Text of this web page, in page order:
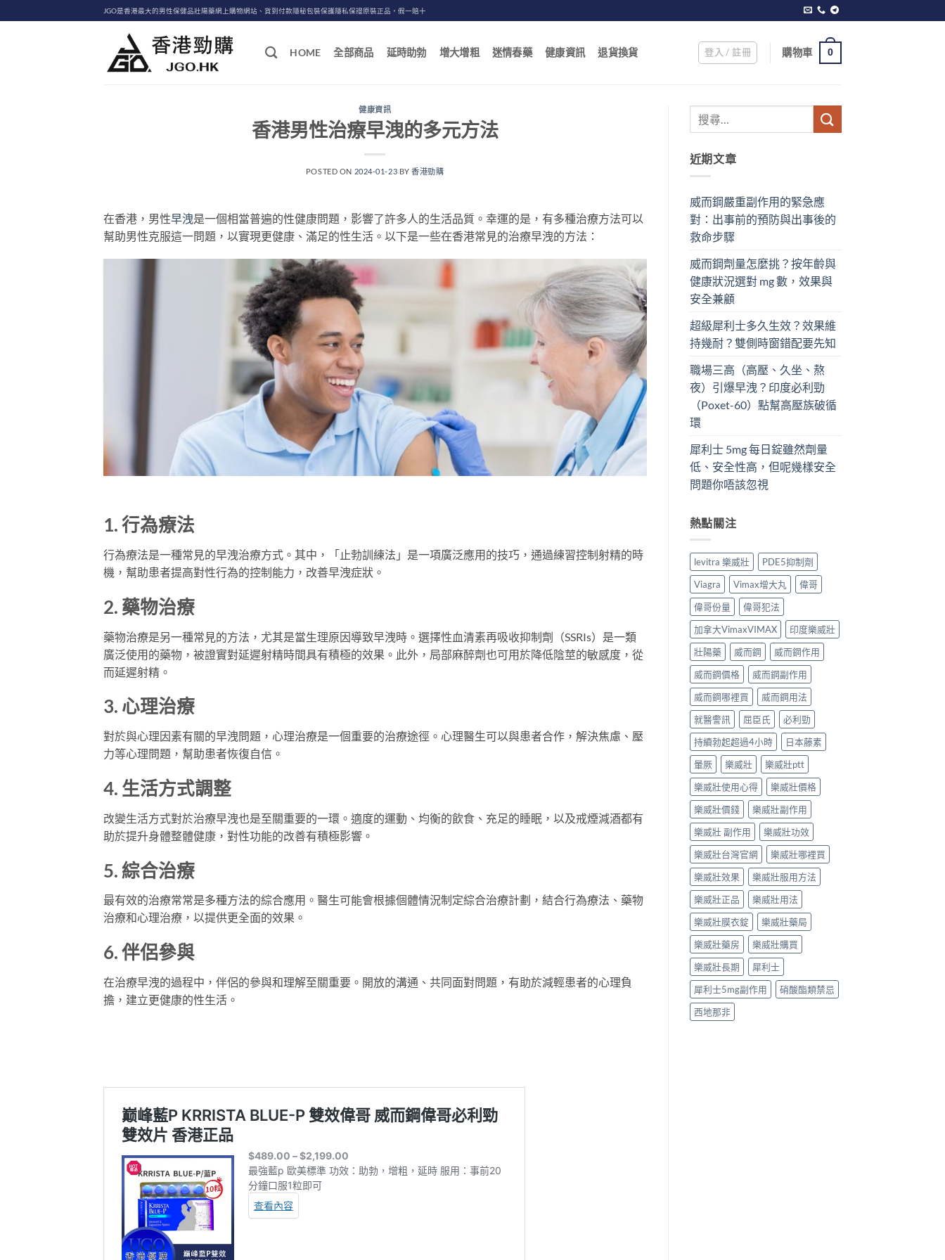
to
JGO是香港最大的男性保健品壯陽藥網上購物網站、貨到付款隱秘包裝保護隱私保證原裝正品，假一賠十
HOME 全部商品 延時助勃 增大增粗 迷情春藥 健康資訊 退貨換貨 登入 / 註冊 購物車 0
健康資訊
香港男性治療早洩的多元方法
POSTED ON 2024-01-23 BY香港勁購
在香港，男性早洩是一個相當普遍的性健康問題，影響了許多人的生活品質。幸運的是，有多種治療方法可以
幫助男性克服這一問題，以實現更健康、滿足的性生活。以下是一些在香港常見的治療早洩的方法：
1. 行為療法
行為療法是一種常見的早洩治療方式。其中，「止勃訓練法」是一項廣泛應用的技巧，通過練習控制射精的時
機，幫助患者提高對性行為的控制能力，改善早洩症狀。
2. 藥物治療
藥物治療是另一種常見的方法，尤其是當生理原因導致早洩時。選擇性血清素再吸收抑制劑（SSRIs）是一類
廣泛使用的藥物，被證實對延遲射精時間具有積極的效果。此外，局部麻醉劑也可用於降低陰莖的敏感度，從
而延遲射精。
3. 心理治療
對於與心理因素有關的早洩問題，心理治療是一個重要的治療途徑。心理醫生可以與患者合作，解決焦慮、壓
力等心理問題，幫助患者恢復自信。
4. 生活方式調整
改變生活方式對於治療早洩也是至關重要的一環。適度的運動、均衡的飲食、充足的睡眠，以及戒煙減酒都有
助於提升身體整體健康，對性功能的改善有積極影響。
5. 綜合治療
最有效的治療常常是多種方法的綜合應用。醫生可能會根據個體情況制定綜合治療計劃，結合行為療法、藥物
治療和心理治療，以提供更全面的效果。
6. 伴侶參與
在治療早洩的過程中，伴侶的參與和理解至關重要。開放的溝通、共同面對問題，有助於減輕患者的心理負
擔，建立更健康的性生活。
近期文章
威而鋼嚴重副作用的緊急應
對：出事前的預防與出事後的
救命步驟
威而鋼劑量怎麼挑？按年齡與
健康狀況選對 mg 數，效果與
安全兼顧
超級犀利士多久生效？效果維
持幾耐？雙側時窗錯配要先知
職場三高（高壓、久坐、熬
夜）引爆早洩？印度必利勁
（Poxet-60）點幫高壓族破循
環
犀利士 5mg 每日錠雖然劑量
低、安全性高，但呢幾樣安全
問題你唔該忽視
熱點關注
levitra 樂威壯
PDE5抑制劑
Viagra
Vimax增大丸
偉哥
偉哥份量
偉哥犯法
加拿大VimaxVIMAX
印度樂威壯
壯陽藥
威而鋼
威而鋼作用
威而鋼價格
威而鋼副作用
威而鋼哪裡買
威而鋼用法
就醫警訊
屈臣氏
必利勁
持續勃起超過4小時
日本藤素
暈厥
樂威壯
樂威壯ptt
樂威壯使用心得
樂威壯價格
樂威壯價錢
樂威壯副作用
樂威壯 副作用
樂威壯功效
樂威壯台灣官網
樂威壯哪裡買
樂威壯效果
樂威壯服用方法
樂威壯正品
樂威壯用法
樂威壯膜衣錠
樂威壯藥局
樂威壯藥房
樂威壯購買
樂威壯長期
犀利士
犀利士5mg副作用
硝酸酯類禁忌
西地那非